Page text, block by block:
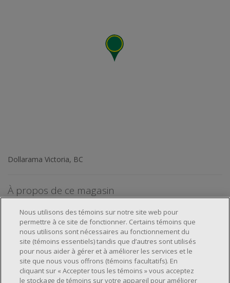
Dollarama Victoria, BC
À propos de ce magasin
À propos de nous
À propos
Emplacements et services
Nous utilisons des témoins sur notre site web pour
permettre à ce site de fonctionner. Certains témoins que
nous utilisons sont nécessaires au fonctionnement du
site (témoins essentiels) tandis que d’autres sont utilisés
pour nous aider à gérer et à améliorer les services et le
site que nous vous offrons (témoins facultatifs). En
cliquant sur « Accepter tous les témoins » vous acceptez
le stockage de témoins sur votre appareil pour améliorer